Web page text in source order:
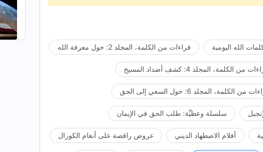
الله اليومية قراءات من الكلمة، المجلد 2: حول معرفة الله
من الكلمة، المجلد 4: كشف أضداد المسيح
من الكلمة، المجلد 6: حول السعي إلى الحق
سلسلة وعظيِّة: طلب الحق في الإيمان
أفلام الاضطهاد الديني عروض راقصة على أنغام الكورال